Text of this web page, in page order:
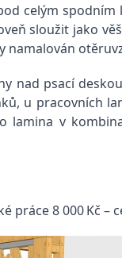
celým spodním
sloužit jako
namalován
nad psací
u pracovních
v
práce 8 000 Kč –